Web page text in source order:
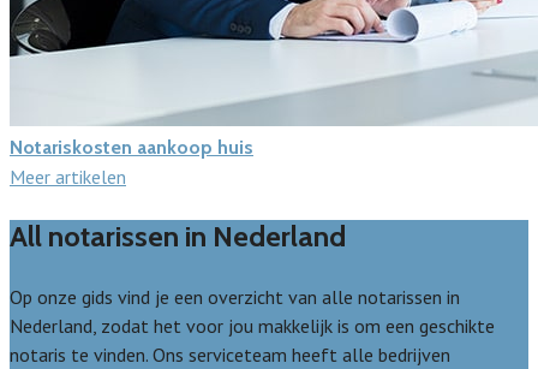
Notariskosten aankoop huis
Meer artikelen
All notarissen in Nederland
Op onze gids vind je een overzicht van alle notarissen in
Nederland, zodat het voor jou makkelijk is om een geschikte
notaris te vinden. Ons serviceteam heeft alle bedrijven